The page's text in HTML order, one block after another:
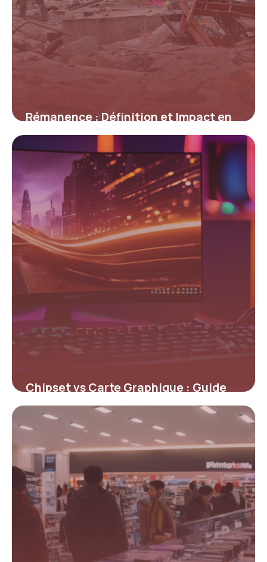
Rémanence : Définition et Impact en
Informatique
12 mai 2026
Chipset vs Carte Graphique : Guide
Complet
4 mai 2026